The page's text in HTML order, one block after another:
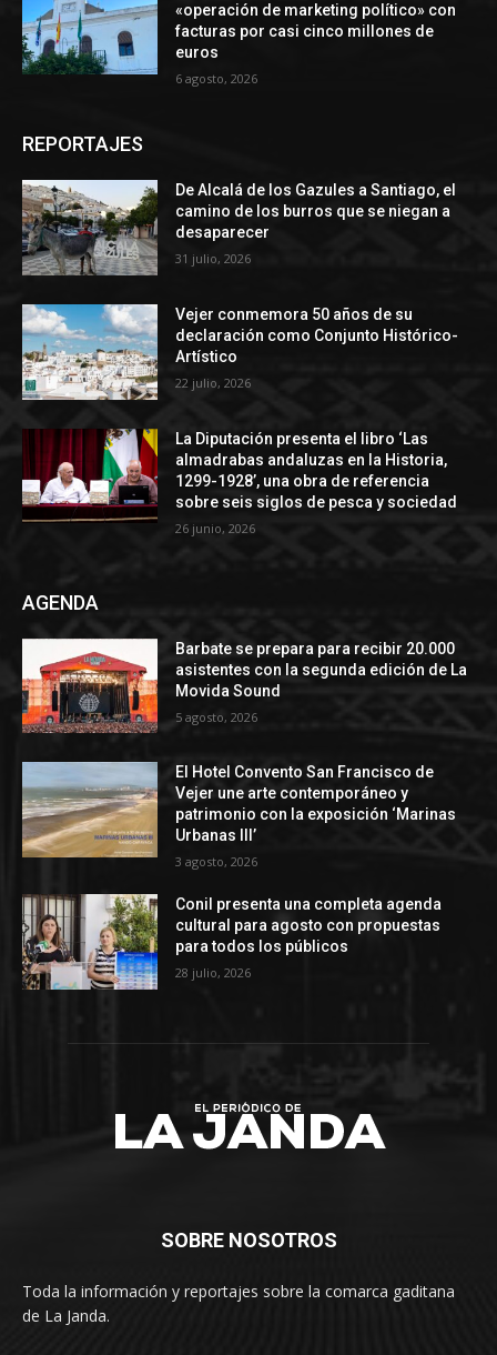
«operación de marketing político» con
facturas por casi cinco millones de
euros
6 agosto, 2026
REPORTAJES
De Alcalá de los Gazules a Santiago, el
camino de los burros que se niegan a
desaparecer
31 julio, 2026
Vejer conmemora 50 años de su
declaración como Conjunto Histórico-
Artístico
22 julio, 2026
La Diputación presenta el libro ‘Las
almadrabas andaluzas en la Historia,
1299-1928’, una obra de referencia
sobre seis siglos de pesca y sociedad
26 junio, 2026
AGENDA
Barbate se prepara para recibir 20.000
asistentes con la segunda edición de La
Movida Sound
5 agosto, 2026
El Hotel Convento San Francisco de
Vejer une arte contemporáneo y
patrimonio con la exposición ‘Marinas
Urbanas III’
3 agosto, 2026
Conil presenta una completa agenda
cultural para agosto con propuestas
para todos los públicos
28 julio, 2026
SOBRE NOSOTROS
Toda la información y reportajes sobre la comarca gaditana
de La Janda.